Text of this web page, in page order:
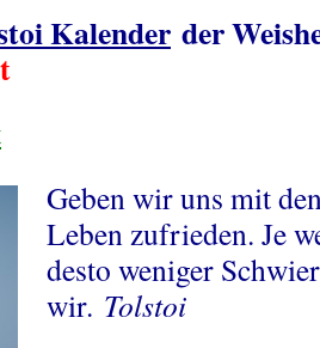
Kalender der
Geben wir uns mit
Leben zufrieden. Je
desto weniger
wir. Tolstoi